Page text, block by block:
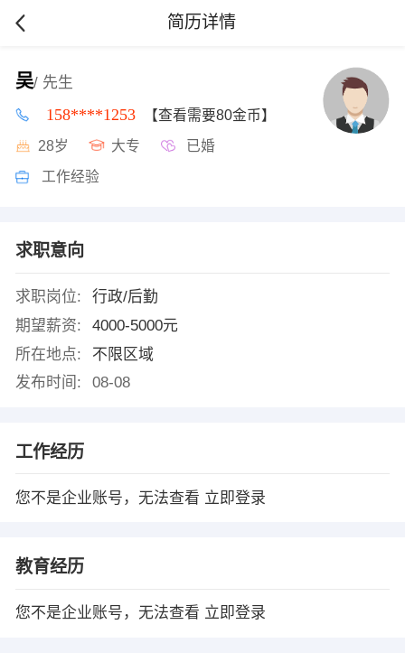
简历详情
吴/ 先生
158****1253 【查看需要80金币】
28岁 大专 已婚
工作经验
求职意向
求职岗位:
行政/后勤
期望薪资:
4000-5000元
所在地点:
不限区域
发布时间:
08-08
工作经历
您不是企业账号，无法查看 立即登录
教育经历
您不是企业账号，无法查看 立即登录